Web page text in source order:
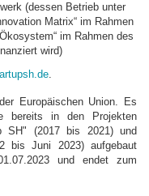
(dessen Betrieb unter
Matrix“ im Rahmen
im Rahmen des
wird)
.
Europäischen Union. Es
bereits in den Projekten
SH" (2017 bis 2021) und
bis Juni 2023) aufgebaut
und endet zum